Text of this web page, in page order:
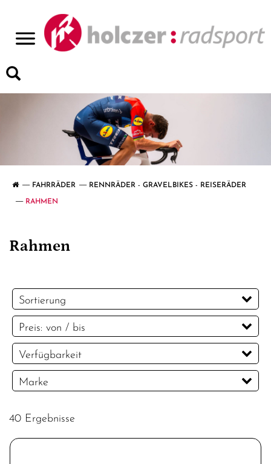
FAHRRÄDER RENNRÄDER - GRAVELBIKES - REISERÄDER
RAHMEN
Rahmen
Sortierung
Preis: von / bis
EUR
EUR
Verfügbarkeit
Marke
40 Ergebnisse